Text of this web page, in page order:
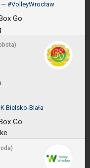
#VolleyWrocław
Go
Bielsko-Biała
Go